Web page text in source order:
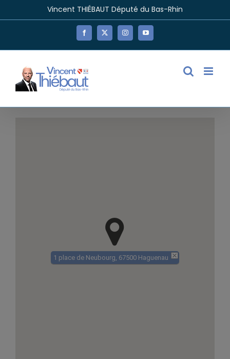
Vincent THIÉBAUT Député du Bas-Rhin
Facebook
X InstagramYouTube
1 place de Neubourg, 67500 Haguenau